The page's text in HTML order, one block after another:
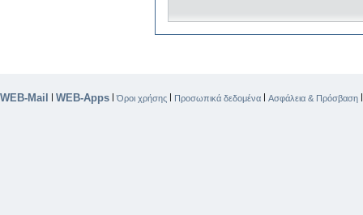
WEB-Mail | WEB-Apps |Όροι χρήσης | Προσωπικά δεδομένα | Ασφάλεια & Πρόσβαση